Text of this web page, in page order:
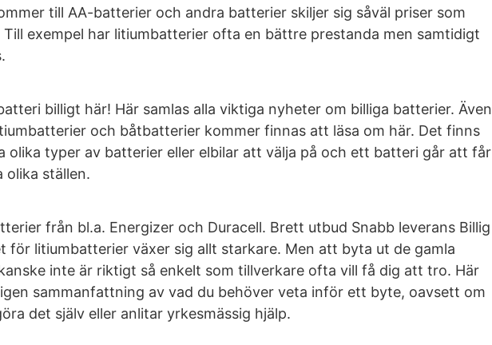
till AA-batterier och andra batterier skiljer sig såväl priser som
Till exempel har litiumbatterier ofta en bättre prestanda men samtidigt
billigt här! Här samlas alla viktiga nyheter om billiga batterier. Även
och båtbatterier kommer finnas att läsa om här. Det finns
olika typer av batterier eller elbilar att välja på och ett batteri går att får
olika ställen.
från bl.a. Energizer och Duracell. Brett utbud Snabb leverans Billig
för litiumbatterier växer sig allt starkare. Men att byta ut de gamla
inte är riktigt så enkelt som tillverkare ofta vill få dig att tro. Här
sammanfattning av vad du behöver veta inför ett byte, oavsett om
det själv eller anlitar yrkesmässig hjälp.